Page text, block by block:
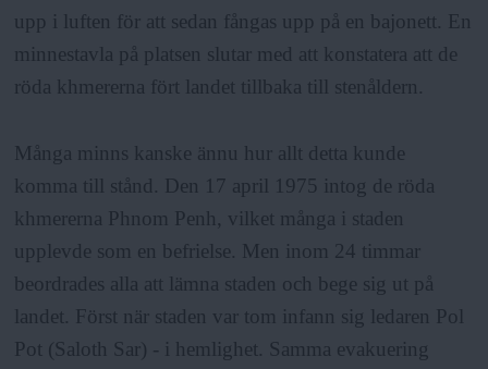
upp i luften för att sedan fångas upp på en bajonett. En
minnestavla på platsen slutar med att konstatera att de
röda khmererna fört landet tillbaka till stenåldern.
Många minns kanske ännu hur allt detta kunde
komma till stånd. Den 17 april 1975 intog de röda
khmererna Phnom Penh, vilket många i staden
upplevde som en befrielse. Men inom 24 timmar
beordrades alla att lämna staden och bege sig ut på
landet. Först när staden var tom infann sig ledaren Pol
Pot (Saloth Sar) - i hemlighet. Samma evakuering